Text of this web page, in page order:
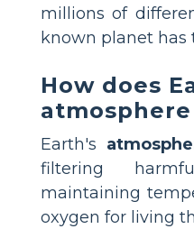
millions of
known planet has
How does
Earth's
filtering
maintaining
oxygen for living